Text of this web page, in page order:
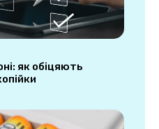
як обіцяють